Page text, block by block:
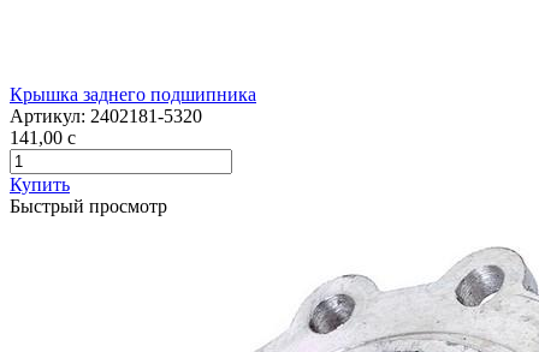
Крышка заднего подшипника
Артикул: 2402181-5320
141,00 c
Купить
Быстрый просмотр